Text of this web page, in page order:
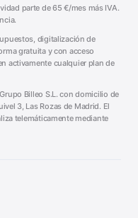
parte de65 €/mes más IVA.
digitalización de
gratuita y con acceso
activamente cualquier plan de
Grupo Billeo S.L. con domicilio de
3, Las Rozas de Madrid. El
telemáticamente mediante